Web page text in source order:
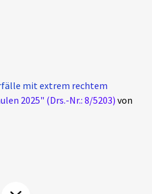
mit extrem rechtem
2025" (Drs.-Nr.: 8/5203) von